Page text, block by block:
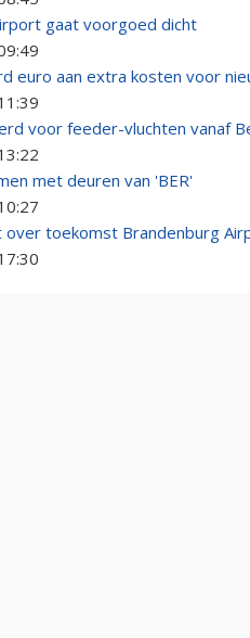
gaat voorgoed dicht
euro aan extra kosten voor
voor feeder-vluchten vanaf
met deuren van 'BER'
over toekomst Brandenburg